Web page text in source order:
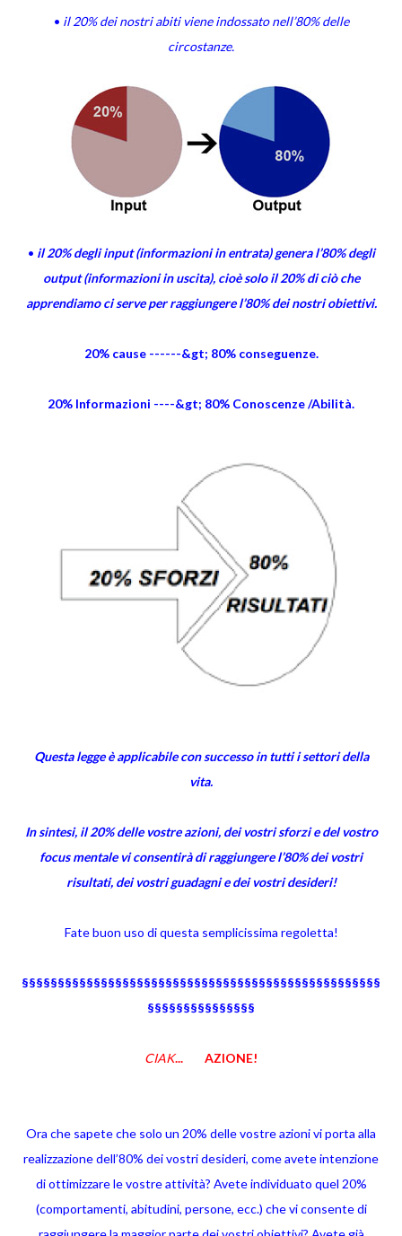
• il 20% dei nostri abiti viene indossato nell’80% delle
circostanze.
• il 20% degli input (informazioni in entrata) genera l’80% degli
output (informazioni in uscita), cioè solo il 20% di ciò che
apprendiamo ci serve per raggiungere l’80% dei nostri obiettivi.
20% cause ------&gt; 80% conseguenze.
20% Informazioni ----&gt; 80% Conoscenze /Abilità.
Questa legge è applicabile con successo in tutti i settori della
vita.
In sintesi, il 20% delle vostre azioni, dei vostri sforzi e del vostro
focus mentale vi consentirà di raggiungere l’80% dei vostri
risultati, dei vostri guadagni e dei vostri desideri!
Fate buon uso di questa semplicissima regoletta!
§§§§§§§§§§§§§§§§§§§§§§§§§§§§§§§§§§§§§§§§§§§§§§§§§§
§§§§§§§§§§§§§§§
CIAK... AZIONE!
Ora che sapete che solo un 20% delle vostre azioni vi porta alla
realizzazione dell’80% dei vostri desideri, come avete intenzione
di ottimizzare le vostre attività? Avete individuato quel 20%
(comportamenti, abitudini, persone, ecc.) che vi consente di